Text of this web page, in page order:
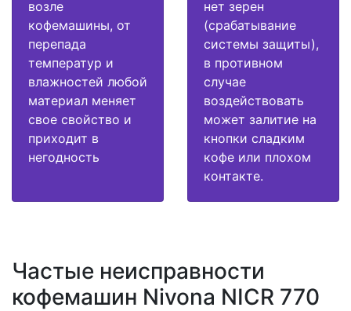
возле
кофемашины, от
перепада
температур и
влажностей любой
материал меняет
свое свойство и
приходит в
негодность
нет зерен
(срабатывание
системы защиты),
в противном
случае
воздействовать
может залитие на
кнопки сладким
кофе или плохом
контакте.
Частые неисправности
кофемашин Nivona NICR 770